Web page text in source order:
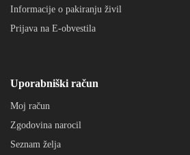
Informacije o pakiranju živil
Prijava na E-obvestila
Uporabniški račun
Moj račun
Zgodovina narocil
Seznam želja